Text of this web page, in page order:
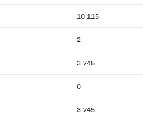
10 115
2
3 745
0
3 745